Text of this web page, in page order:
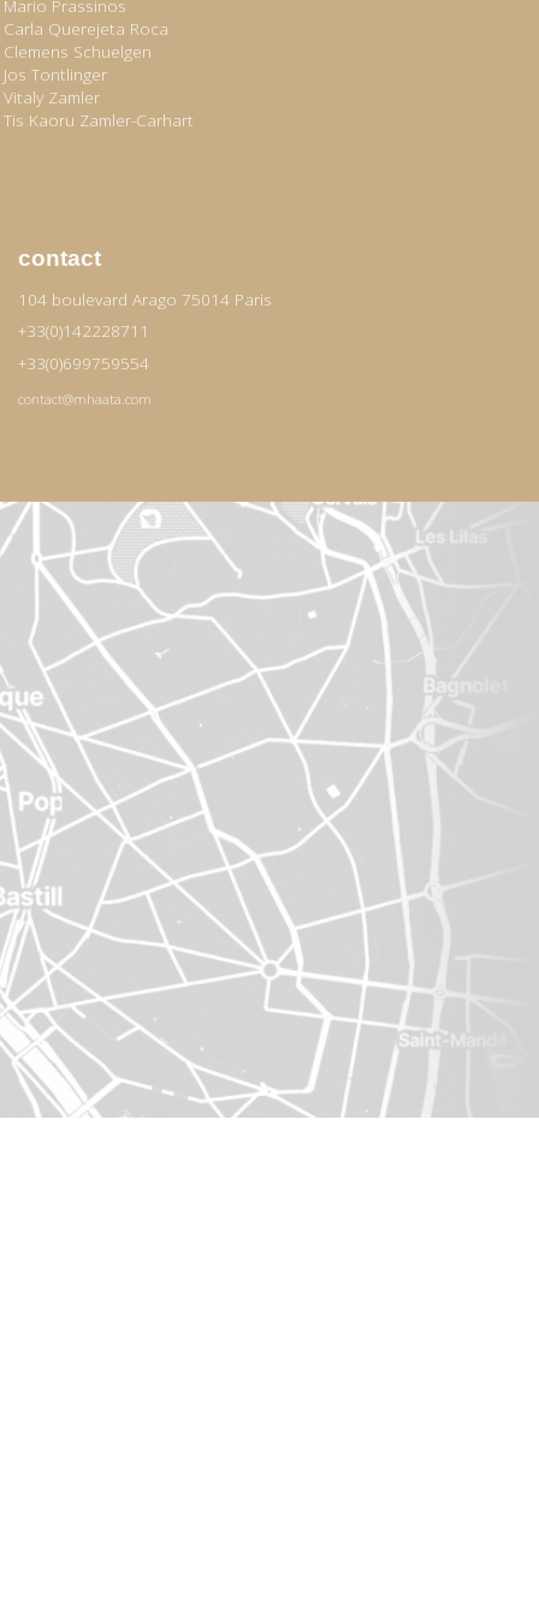
Mario Prassinos
Carla Querejeta Roca
Clemens Schuelgen
Jos Tontlinger
Vitaly Zamler
Tis Kaoru Zamler-Carhart
contact
104 boulevard Arago 75014 Paris
+33(0)142228711
+33(0)699759554
contact@mhaata.com